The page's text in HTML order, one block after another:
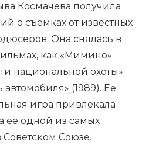
Космачева получила
о съемках от известных
Она снялась в
как «Мимино»
национальной охоты»
автомобиля» (1989). Ее
игра привлекала
ее одной из самых
Советском Союзе.